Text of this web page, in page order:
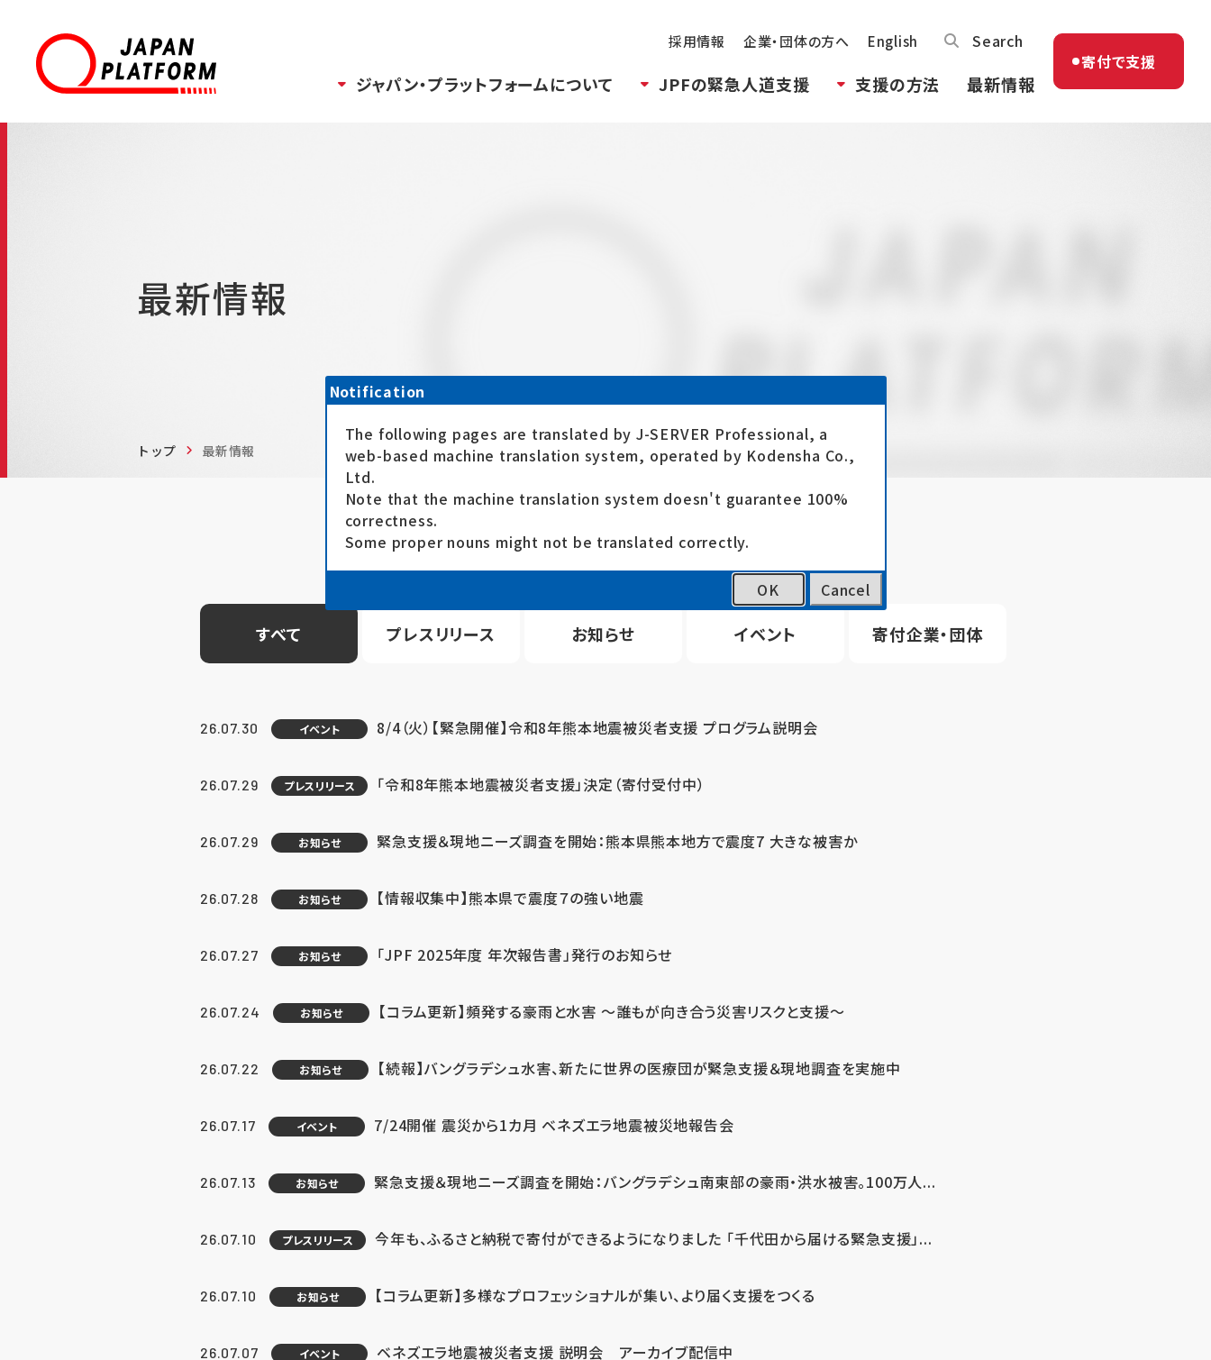
採用情報 企業・団体の方へ English Search
ジャパン・プラットフォームについて JPFの緊急人道支援 支援の方法 最新情報
寄付で支援
最新情報
トップ 最新情報
すべて プレスリリース お知らせ イベント 寄付企業・団体
26.07.30 イベント 8/4（火）【緊急開催】令和8年熊本地震被災者支援 プログラム説明会
26.07.29 プレスリリース 「令和8年熊本地震被災者支援」決定（寄付受付中）
26.07.29 お知らせ 緊急支援＆現地ニーズ調査を開始：熊本県熊本地方で震度7 大きな被害か
26.07.28 お知らせ 【情報収集中】熊本県で震度７の強い地震
26.07.27 お知らせ 「JPF 2025年度 年次報告書」発行のお知らせ
26.07.24 お知らせ 【コラム更新】頻発する豪雨と水害 ～誰もが向き合う災害リスクと支援～
26.07.22 お知らせ 【続報】バングラデシュ水害、新たに世界の医療団が緊急支援＆現地調査を実施中
26.07.17 イベント 7/24開催 震災から1カ月 ベネズエラ地震被災地報告会
26.07.13 お知らせ 緊急支援＆現地ニーズ調査を開始：バングラデシュ南東部の豪雨・洪水被害。100万人...
26.07.10 プレスリリース 今年も、ふるさと納税で寄付ができるようになりました 「千代田から届ける緊急支援」...
26.07.10 お知らせ 【コラム更新】多様なプロフェッショナルが集い、より届く支援をつくる
26.07.07 イベント ベネズエラ地震被災者支援 説明会 アーカイブ配信中
Notification
The following pages are translated by J-SERVER Professional, a
web-based machine translation system, operated by Kodensha Co.,
Ltd.
Note that the machine translation system doesn't guarantee 100%
correctness.
Some proper nouns might not be translated correctly.
OK Cancel